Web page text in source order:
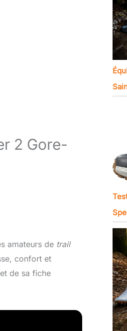
2 Gore-
amateurs de trail
confort et
de sa fiche